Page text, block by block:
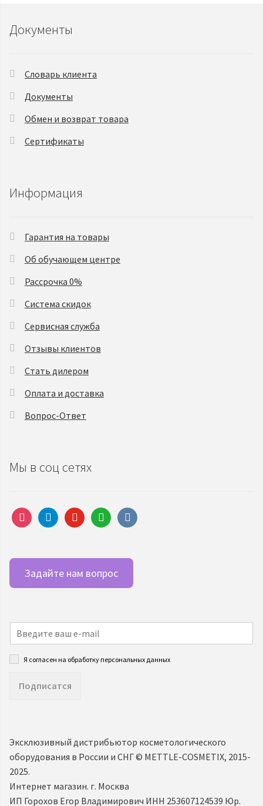
Документы
Словарь клиента
Документы
Обмен и возврат товара
Сертификаты
Информация
Гарантия на товары
Об обучающем центре
Рассрочка 0%
Система скидок
Сервисная служба
Отзывы клиентов
Стать дилером
Оплата и доставка
Вопрос-Ответ
Мы в соц сетях
instagramtelegramyoutubewhatsappvkontakte
Задайте нам вопрос
Я согласен на обработку персональных данных
Подписатся
Эксклюзивный дистрибьютор косметологического
оборудования в России и СНГ ©️ METTLE-COSMETIX, 2015-
2025.
Интернет магазин. г. Москва
ИП Горохов Егор Владимирович ИНН 253607124539 Юр.